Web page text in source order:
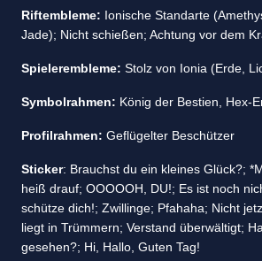
Riftembleme: Ionische Standarte
Jade); Nicht schießen; Achtung vor dem
Spielerembleme: Stolz von Ionia (Erde,
Symbolrahmen: König der Bestien, Hex-
Profilrahmen: Geflügelter Beschützer
Sticker: Brauchst du ein kleines Glück?;
heiß drauf; OOOOOH, DU!; Es ist noch
schütze dich!; Zwillinge; Pfahaha; Nicht
liegt in Trümmern; Verstand überwältigt;
gesehen?; Hi, Hallo, Guten Tag!